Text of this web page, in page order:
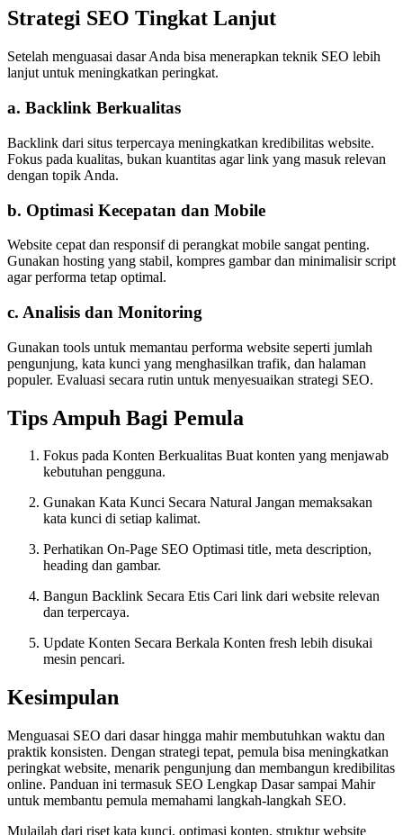
Strategi SEO Tingkat Lanjut
Setelah menguasai dasar Anda bisa menerapkan teknik SEO lebih
lanjut untuk meningkatkan peringkat.
a. Backlink Berkualitas
Backlink dari situs terpercaya meningkatkan kredibilitas website.
Fokus pada kualitas, bukan kuantitas agar link yang masuk relevan
dengan topik Anda.
b. Optimasi Kecepatan dan Mobile
Website cepat dan responsif di perangkat mobile sangat penting.
Gunakan hosting yang stabil, kompres gambar dan minimalisir script
agar performa tetap optimal.
c. Analisis dan Monitoring
Gunakan tools untuk memantau performa website seperti jumlah
pengunjung, kata kunci yang menghasilkan trafik, dan halaman
populer. Evaluasi secara rutin untuk menyesuaikan strategi SEO.
Tips Ampuh Bagi Pemula
Fokus pada Konten Berkualitas Buat konten yang menjawab
kebutuhan pengguna.
Gunakan Kata Kunci Secara Natural Jangan memaksakan
kata kunci di setiap kalimat.
Perhatikan On-Page SEO Optimasi title, meta description,
heading dan gambar.
Bangun Backlink Secara Etis Cari link dari website relevan
dan terpercaya.
Update Konten Secara Berkala Konten fresh lebih disukai
mesin pencari.
Kesimpulan
Menguasai SEO dari dasar hingga mahir membutuhkan waktu dan
praktik konsisten. Dengan strategi tepat, pemula bisa meningkatkan
peringkat website, menarik pengunjung dan membangun kredibilitas
online. Panduan ini termasuk SEO Lengkap Dasar sampai Mahir
untuk membantu pemula memahami langkah-langkah SEO.
Mulailah dari riset kata kunci, optimasi konten, struktur website